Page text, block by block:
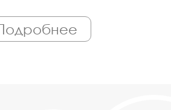
квалифицированный
Вы всегда можете
высокую